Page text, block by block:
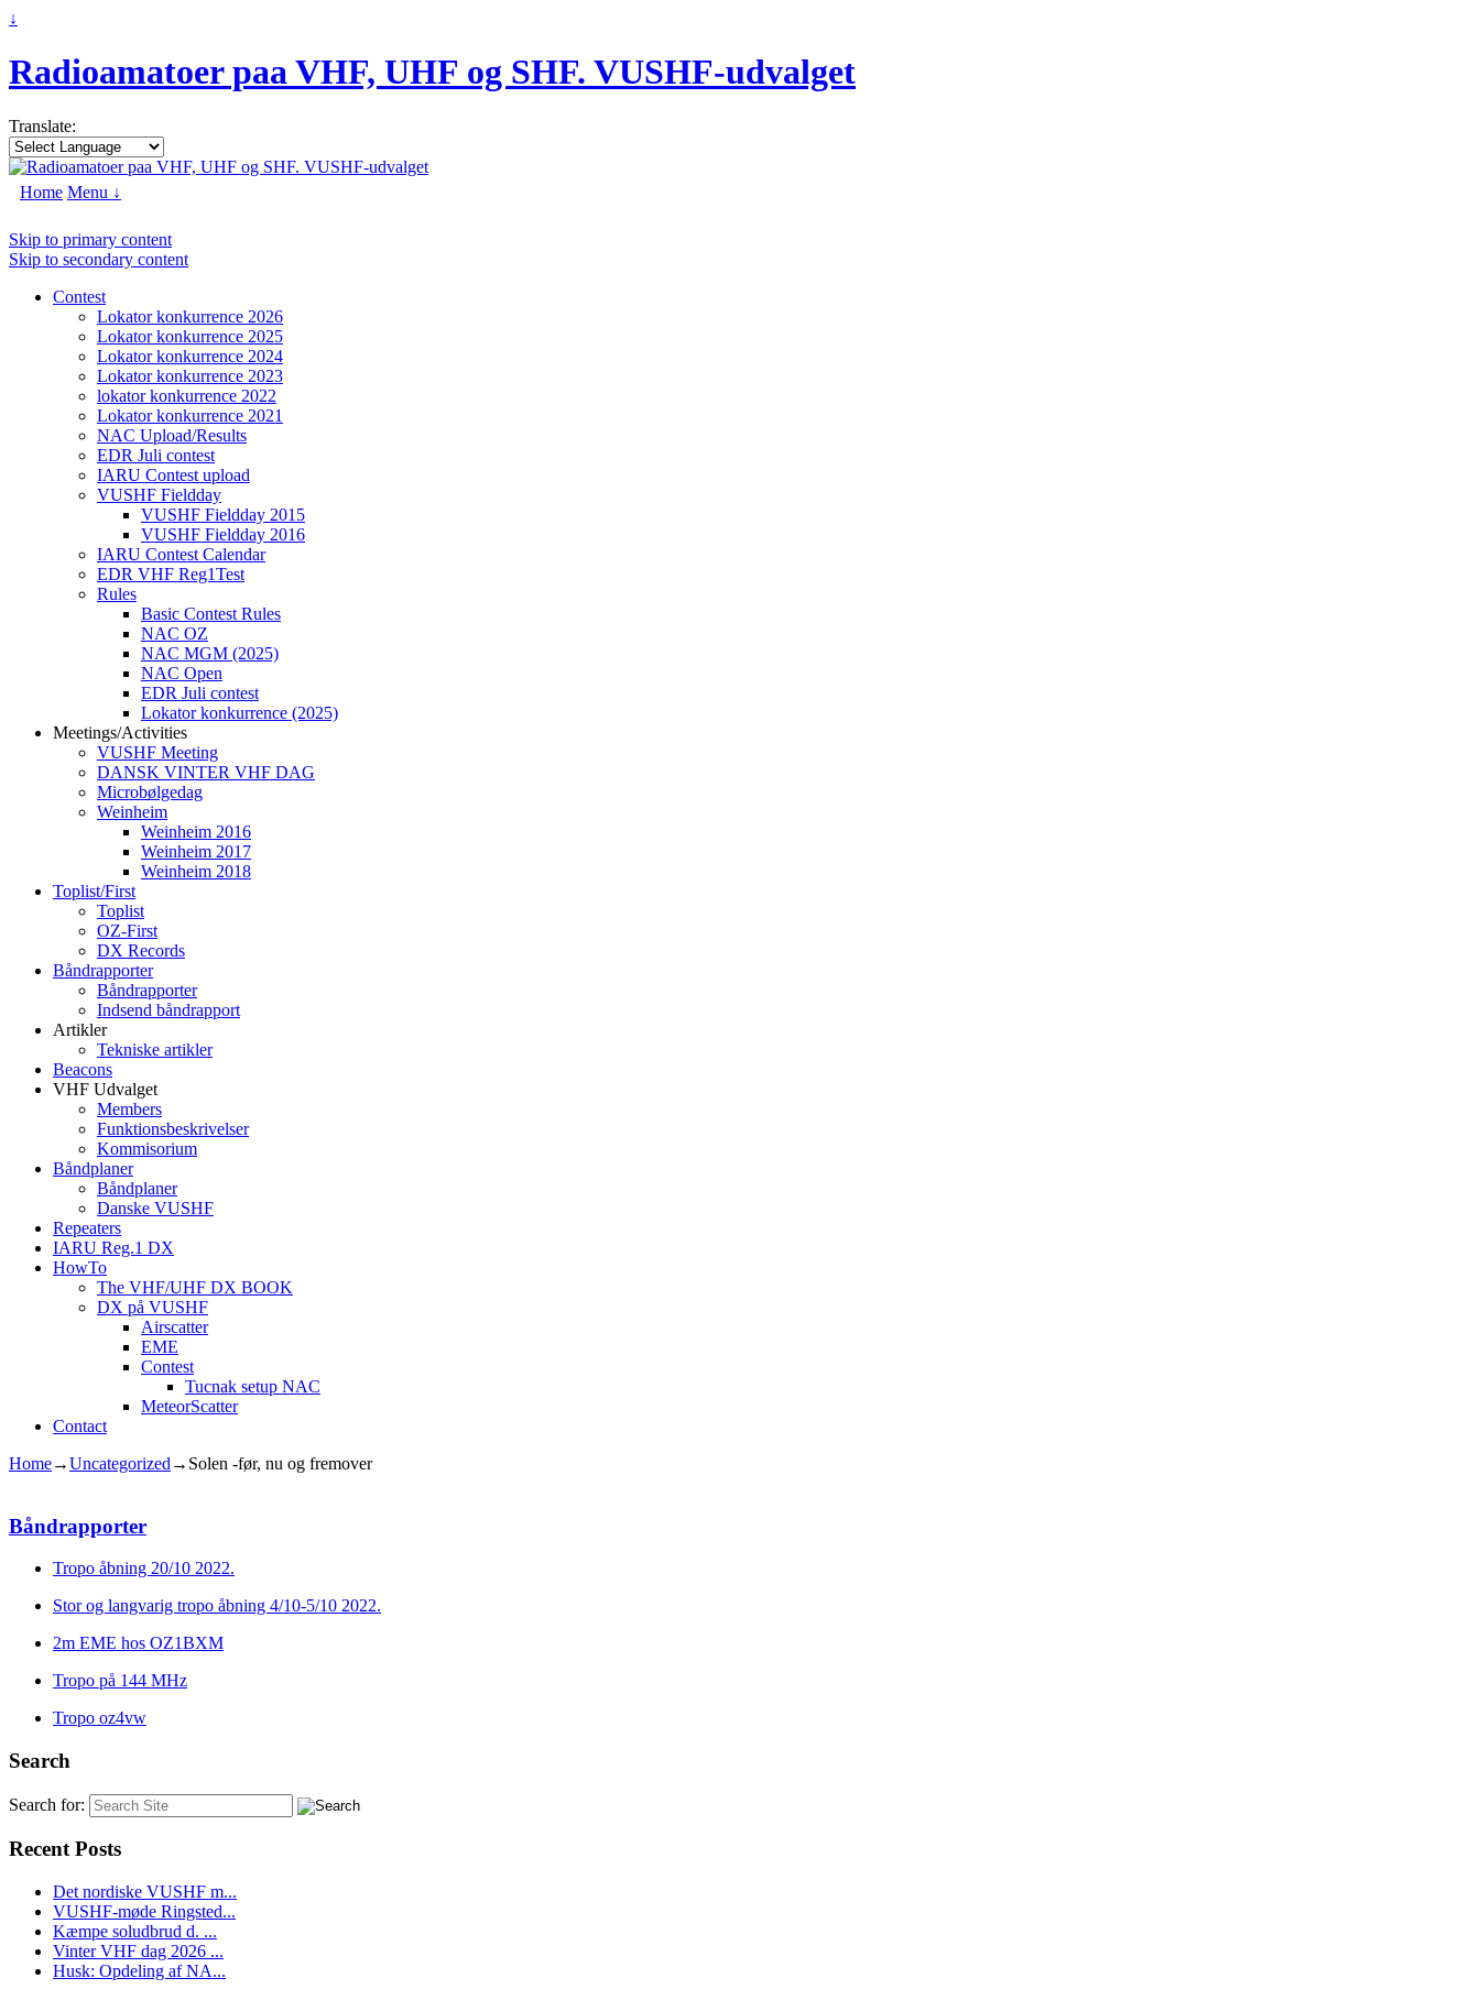
↓
Radioamatoer paa VHF, UHF og SHF. VUSHF-udvalget
Translate:
Home Menu ↓
Skip to primary content
Skip to secondary content
Contest
Lokator konkurrence 2026
Lokator konkurrence 2025
Lokator konkurrence 2024
Lokator konkurrence 2023
lokator konkurrence 2022
Lokator konkurrence 2021
NAC Upload/Results
EDR Juli contest
IARU Contest upload
VUSHF Fieldday
VUSHF Fieldday 2015
VUSHF Fieldday 2016
IARU Contest Calendar
EDR VHF Reg1Test
Rules
Basic Contest Rules
NAC OZ
NAC MGM (2025)
NAC Open
EDR Juli contest
Lokator konkurrence (2025)
Meetings/Activities
VUSHF Meeting
DANSK VINTER VHF DAG
Microbølgedag
Weinheim
Weinheim 2016
Weinheim 2017
Weinheim 2018
Toplist/First
Toplist
OZ-First
DX Records
Båndrapporter
Båndrapporter
Indsend båndrapport
Artikler
Tekniske artikler
Beacons
VHF Udvalget
Members
Funktionsbeskrivelser
Kommisorium
Båndplaner
Båndplaner
Danske VUSHF
Repeaters
IARU Reg.1 DX
HowTo
The VHF/UHF DX BOOK
DX på VUSHF
Airscatter
EME
Contest
Tucnak setup NAC
MeteorScatter
Contact
Home→Uncategorized → Solen -før, nu og fremover
Båndrapporter
Tropo åbning 20/10 2022.
Stor og langvarig tropo åbning 4/10-5/10 2022.
2m EME hos OZ1BXM
Tropo på 144 MHz
Tropo oz4vw
Search
Search for:
Recent Posts
Det nordiske VUSHF m...
VUSHF-møde Ringsted...
Kæmpe soludbrud d. ...
Vinter VHF dag 2026 ...
Husk: Opdeling af NA...